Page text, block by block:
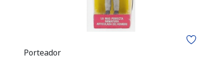
Porteador